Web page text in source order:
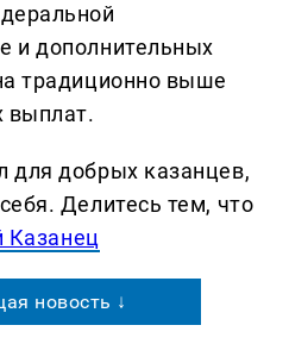
и дополнительных
традиционно выше
выплат.
для добрых казанцев,
Делитеcь тем, что
Казанец
новость ↓